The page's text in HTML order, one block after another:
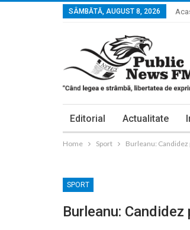
SÂMBĂTĂ, AUGUST 8, 2026
Editorial Actualitate
Home Sport Burleanu: Candidez
SPORT
Burleanu: